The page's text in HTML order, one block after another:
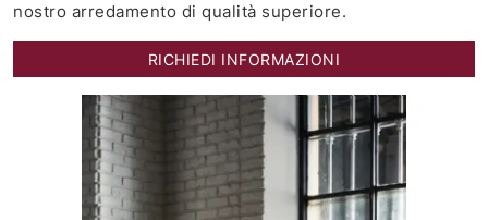
nostro arredamento di qualità superiore.
RICHIEDI INFORMAZIONI